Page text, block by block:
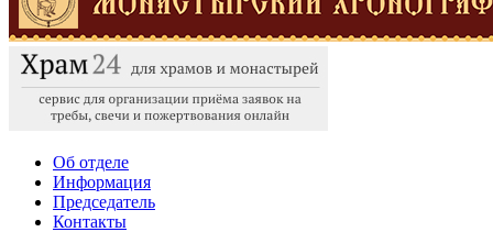
Об отделе
Информация
Председатель
Контакты